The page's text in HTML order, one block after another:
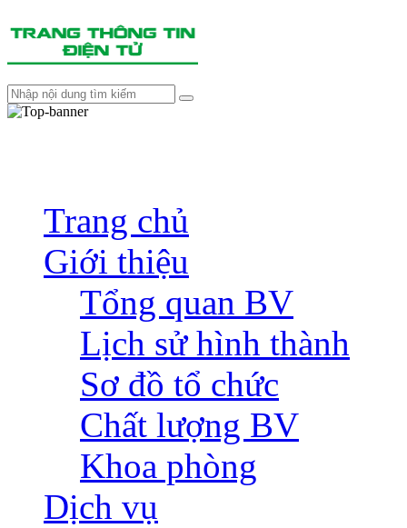
Trang chủ
Giới thiệu
Tổng quan BV
Lịch sử hình thành
Sơ đồ tổ chức
Chất lượng BV
Khoa phòng
Dịch vụ